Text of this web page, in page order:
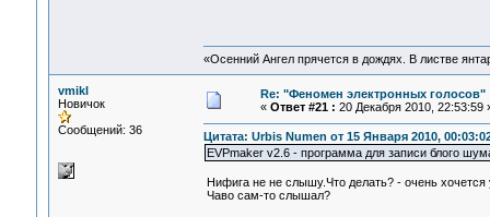
«Осенний Ангел прячется в дождях. В листве
vmikl
Новичок
Сообщений: 36
Re: "Феномен электронных голосов"
« Ответ #21 : 20 Декабря 2010, 22:53:59
Цитата: Urbis Numen от 15 Января 2010,
EVPmaker v2.6 - программа для записи блого
Нифига не не слышу.Что делать? - очень
Чаво сам-то слышал?